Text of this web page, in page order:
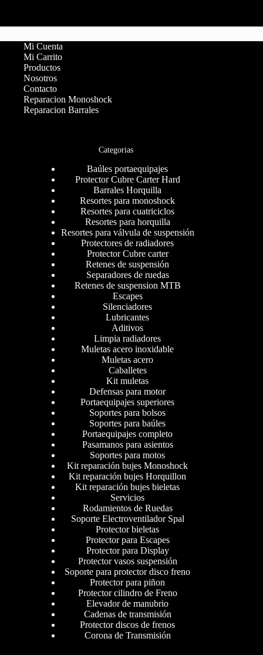
Mi Cuenta
Mi Carrito
Productos
Nosotros
Contacto
Reparacion Monoshock
Reparacion Barrales
Categorias
Baúles portaequipajes
Protector Cubre Carter Hard
Barrales Horquilla
Resortes para monoshock
Resortes para cuatriciclos
Resortes para horquilla
Resortes para válvula de suspensión
Protectores de radiadores
Protector Cubre carter
Retenes de suspensión
Separadores de ruedas
Retenes de suspension MTB
Escapes
Silenciadores
Lubricantes
Aditivos
Limpia radiadores
Muletas acero inoxidable
Muletas acero
Caballetes
Kit muletas
Defensas para motor
Portaequipajes superiores
Soportes para bolsos
Soportes para baúles
Portaequipajes completo
Pasamanos para asientos
Soportes para motos
Kit reparación bujes Monoshock
Kit reparación bujes Horquillon
Kit reparación bujes bieletas
Servicios
Rodamientos de Ruedas
Soporte Electroventilador Spal
Protector bieletas
Protector para Escapes
Protector para Display
Protector vasos suspensión
Soporte para protector disco freno
Protector para piñon
Protector cilindro de Freno
Elevador de manubrio
Cadenas de transmisión
Protector discos de frenos
Corona de Transmisión